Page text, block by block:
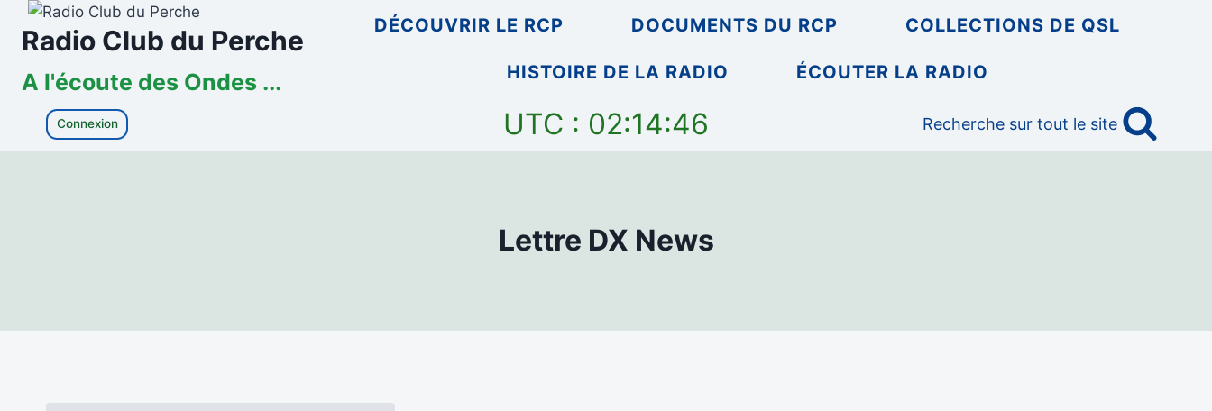
Aller
Radio Club du Perche
A l'écoute des Ondes ...
DÉCOUVRIR LE RCP DOCUMENTS DU RCP COLLECTIONS DE QSL
HISTOIRE DE LA RADIO ÉCOUTER LA RADIO
Connexion UTC : 02:14:46 Recherche sur tout le site
Lettre DX News